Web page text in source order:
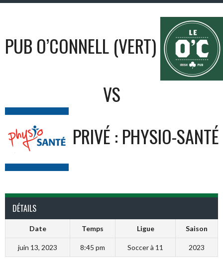
PUB O’CONNELL (VERT)
VS
PRIVÉ : PHYSIO-
DÉTAILS
Date Temps Ligue Saison
juin 13, 2023 8:45 pm Soccer à 11 2023